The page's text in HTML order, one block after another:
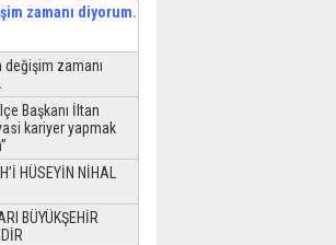
zamanı diyorum.
zamanı
Başkanı İltan
kariyer yapmak
HÜSEYİN NİHAL
BÜYÜKŞEHİR